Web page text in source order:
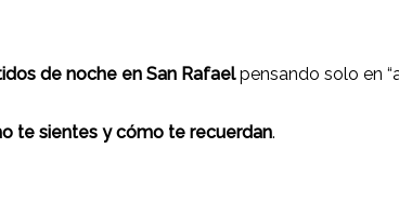
de noche en San Rafaelpensando solo en
te sientes y cómo te recuerdan.